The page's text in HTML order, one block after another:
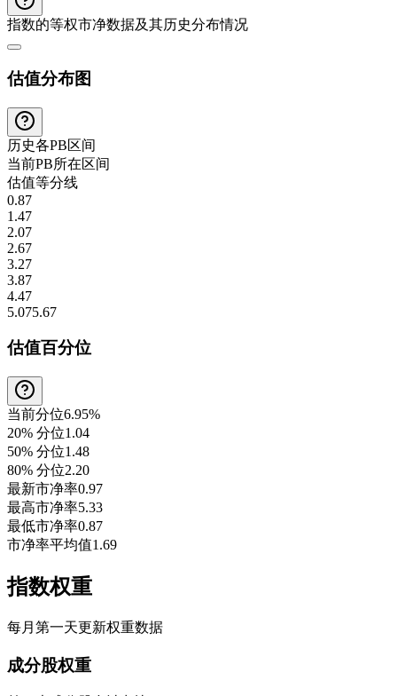
指数的等权市净数据及其历史分布情况
估值分布图
历史各PB区间
当前PB所在区间
估值等分线
0.87
1.47
2.07
2.67
3.27
3.87
4.47
5.075.67
估值百分位
当前分位6.95%
20% 分位1.04
50% 分位1.48
80% 分位2.20
最新市净率0.97
最高市净率5.33
最低市净率0.87
市净率平均值1.69
指数权重
每月第一天更新权重数据
成分股权重